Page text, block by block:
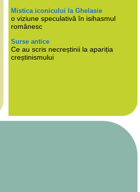
Mistica iconicului la Ghelasie
o viziune speculativă în isihasmul
românesc
Surse antice
Ce au scris necreștinii la apariția
creștinismului